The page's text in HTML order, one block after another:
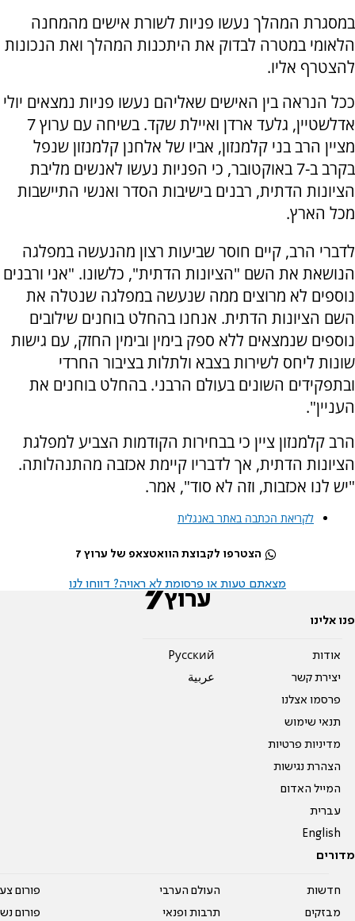
במסגרת המהלך נעשו פניות לשורת אישים מהמחנה
הלאומי במטרה לבדוק את היתכנות המהלך ואת הנכונות
להצטרף אליו.
ככל הנראה בין האישים שאליהם נעשו פניות נמצאים יולי
אדלשטיין, גלעד ארדן ואיילת שקד. בשיחה עם ערוץ 7
מציין הרב בני קלמנזון, אביו של אלחנן קלמנזון שנפל
בקרב ב-7 באוקטובר, כי הפניות נעשו לאנשים מליבת
הציונות הדתית, רבנים בישיבות הסדר ואנשי התיישבות
מכל הארץ.
לדברי הרב, קיים חוסר שביעות רצון מהנעשה במפלגה
הנושאת את השם "הציונות הדתית", כלשונו. "אני ורבנים
נוספים לא מרוצים ממה שנעשה במפלגה שנטלה את
השם הציונות הדתית. אנחנו בהחלט בוחנים שילובים
נוספים שנמצאים ללא ספק בימין ובימין החזק, עם גישות
שונות ליחס לשירות בצבא ולתלות בציבור החרדי
ובתפקידים השונים בעולם הרבני. בהחלט בוחנים את
העניין".
הרב קלמנזון ציין כי בבחירות הקודמות הצביע למפלגת
הציונות הדתית, אך לדבריו קיימת אכזבה מהתנהלותה.
"יש לנו אכזבות, וזה לא סוד", אמר.
לקריאת הכתבה באתר באנגלית
הצטרפו לקבוצת הוואטצאפ של ערוץ 7
מצאתם טעות או פרסומת לא ראויה? דווחו לנו
פנו אלינו
אודות
יצירת קשר
פרסמו אצלנו
תנאי שימוש
מדיניות פרטיות
הצהרת נגישות
המייל האדום
עברית
English
Pусский
عربية
מדורים
חדשות
מבזקים
העולם הערבי
תרבות ופנאי
פורום
פורום